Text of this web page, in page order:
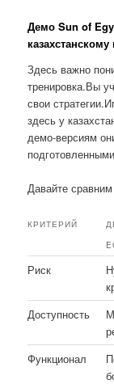
Демо Sun of
казахстанскому
Здесь важно
тренировка.Вы
свои
здесь у
демо-версиям
Давайте
КРИТЕРИЙ
Риск
Доступность
Функционал